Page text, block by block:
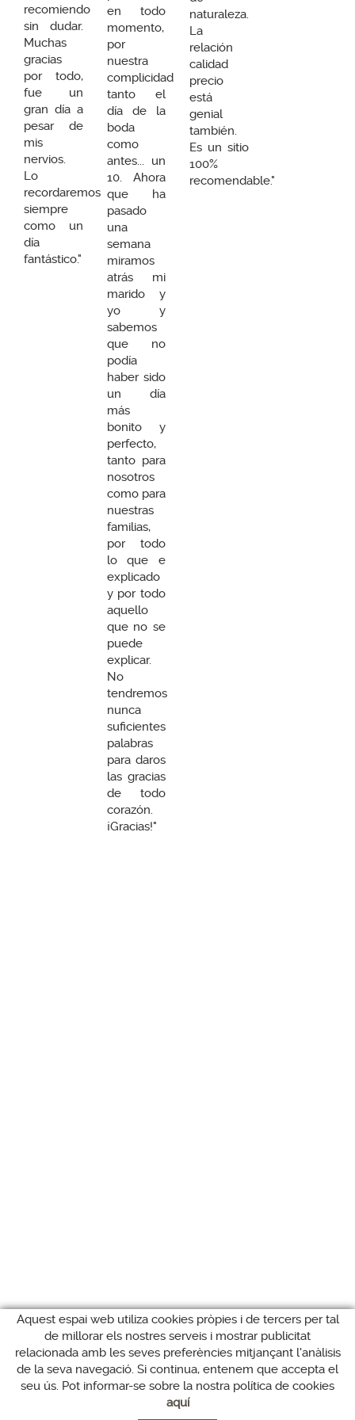
recomiendo
sin dudar.
Muchas
gracias
por todo,
fue un
gran día a
pesar de
mis
nervios.
Lo
recordaremos
siempre
como un
día
fantástico."
en todo
momento,
por
nuestra
complicidad
tanto el
día de la
boda
como
antes... un
10. Ahora
que ha
pasado
una
semana
miramos
atrás mi
marido y
yo y
sabemos
que no
podía
haber sido
un día
más
bonito y
perfecto,
tanto para
nosotros
como para
nuestras
familias,
por todo
lo que e
explicado
y por todo
aquello
que no se
puede
explicar.
No
tendremos
nunca
suficientes
palabras
para daros
las gracias
de todo
corazón.
¡Gracias!"
naturaleza.
La
relación
calidad
precio
está
genial
también.
Es un sitio
100%
recomendable."
Aquest espai web utiliza cookies pròpies i de tercers per tal
de millorar els nostres serveis i mostrar publicitat
relacionada amb les seves preferències mitjançant l'anàlisis
de la seva navegació. Si continua, entenem que accepta el
seu ús. Pot informar-se sobre la nostra política de cookies
aquí